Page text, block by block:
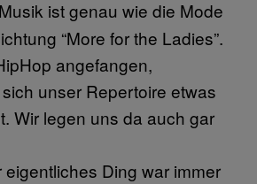
ist genau wie die Mode
“More for the Ladies”.
angefangen,
unser Repertoire etwas
Wir legen uns da auch gar
eigentliches Ding war immer